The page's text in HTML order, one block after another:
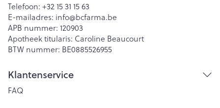
Telefoon: +32 15 31 15 63
E-mailadres: info@bcfarma.be
APB nummer: 120903
Apotheek titularis: Caroline Beaucourt
BTW nummer: BE0885526955
Klantenservice
FAQ